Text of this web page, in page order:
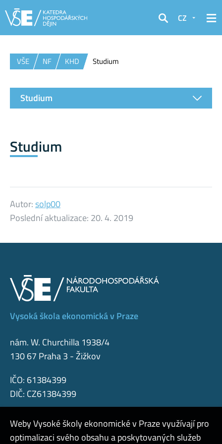
Hledat
CZ
VŠE NF KHD Studium
Studium
Autor:solp00
Poslední aktualizace: 20. 4. 2019
Studium
Vysoká škola ekonomická v Praze
nám. W. Churchilla 1938/4
130 67 Praha 3 - Žižkov
IČO: 61384399
DIČ: CZ61384399
Weby Vysoké školy ekonomické v Praze využívají pro
optimalizaci svého obsahu a poskytovaných služeb